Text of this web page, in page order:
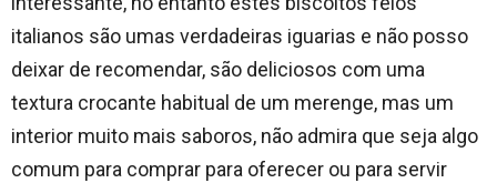
italianos são umas verdadeiras iguarias e não posso
deixar de recomendar, são deliciosos com uma
textura crocante habitual de um merenge, mas um
interior muito mais saboros, não admira que seja algo
comum para comprar para oferecer ou para servir